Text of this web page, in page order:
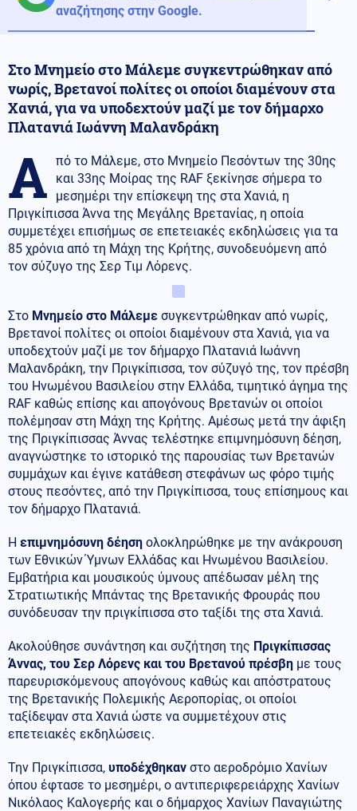
αναζήτησης στην Google.
Στο Μνημείο στο Μάλεμε συγκεντρώθηκαν από
νωρίς, Βρετανοί πολίτες οι οποίοι διαμένουν στα
Χανιά, για να υποδεχτούν μαζί με τον δήμαρχο
Πλατανιά Ιωάννη Μαλανδράκη
Α πό το Μάλεμε, στο Μνημείο Πεσόντων της 30ης
και 33ης Μοίρας της RAF ξεκίνησε σήμερα το
μεσημέρι την επίσκεψη της στα Χανιά, η
Πριγκίπισσα Άννα της Μεγάλης Βρετανίας, η οποία
συμμετέχει επισήμως σε επετειακές εκδηλώσεις για τα
85 χρόνια από τη Μάχη της Κρήτης, συνοδευόμενη από
τον σύζυγο της Σερ Τιμ Λόρενς.
Στο Μνημείο στο Μάλεμε συγκεντρώθηκαν από νωρίς,
Βρετανοί πολίτες οι οποίοι διαμένουν στα Χανιά, για να
υποδεχτούν μαζί με τον δήμαρχο Πλατανιά Ιωάννη
Μαλανδράκη, την Πριγκίπισσα, τον σύζυγό της, τον πρέσβη
του Ηνωμένου Βασιλείου στην Ελλάδα, τιμητικό άγημα της
RAF καθώς επίσης και απογόνους Βρετανών οι οποίοι
πολέμησαν στη Μάχη της Κρήτης. Αμέσως μετά την άφιξη
της Πριγκίπισσας Άννας τελέστηκε επιμνημόσυνη δέηση,
αναγνώστηκε το ιστορικό της παρουσίας των Βρετανών
συμμάχων και έγινε κατάθεση στεφάνων ως φόρο τιμής
στους πεσόντες, από την Πριγκίπισσα, τους επίσημους και
τον δήμαρχο Πλατανιά.
Η επιμνημόσυνη δέηση ολοκληρώθηκε με την ανάκρουση
των Εθνικών Ύμνων Ελλάδας και Ηνωμένου Βασιλείου.
Εμβατήρια και μουσικούς ύμνους απέδωσαν μέλη της
Στρατιωτικής Μπάντας της Βρετανικής Φρουράς που
συνόδευσαν την πριγκίπισσα στο ταξίδι της στα Χανιά.
Ακολούθησε συνάντηση και συζήτηση της Πριγκίπισσας
Άννας, του Σερ Λόρενς και του Βρετανού πρέσβη με τους
παρευρισκόμενους απογόνους καθώς και απόστρατους
της Βρετανικής Πολεμικής Αεροπορίας, οι οποίοι
ταξίδεψαν στα Χανιά ώστε να συμμετέχουν στις
επετειακές εκδηλώσεις.
Την Πριγκίπισσα, υποδέχθηκαν στο αεροδρόμιο Χανίων
όπου έφτασε το μεσημέρι, ο αντιπεριφερειάρχης Χανίων
Νικόλαος Καλογερής και ο δήμαρχος Χανίων Παναγιώτης